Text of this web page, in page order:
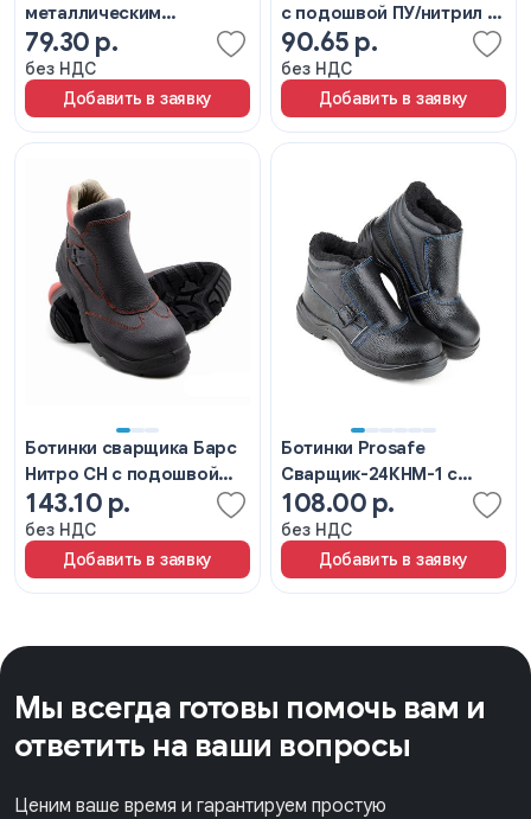
металлическим
подноском
79.30 р.
без НДС
Добавить в заявку
с подошвой ПУ/нитрил и
МП чёрные
(искусственный мех)
90.65 р.
без НДС
Добавить в заявку
Ботинки сварщика Барс
Нитро СН с подошвой
ПУ/нитрил с КП чёрные
143.10 р.
без НДС
Добавить в заявку
Ботинки Prosafe
Сварщик-24КНМ-1 с
подошвой ПУ/нитрил и
КП чёрные (шерстин)
108.00 р.
без НДС
Добавить в заявку
Мы всегда готовы помочь вам и
ответить на ваши вопросы
Ценим ваше время и гарантируем простую